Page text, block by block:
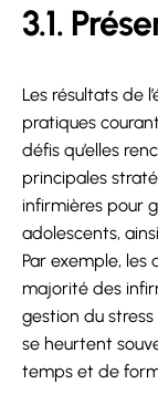
3.1.
Les résultats de
pratiques
défis qu’elles
principales
infirmières pour
adolescents,
Par exemple,
majorité des
gestion du stress
se heurtent
temps et de